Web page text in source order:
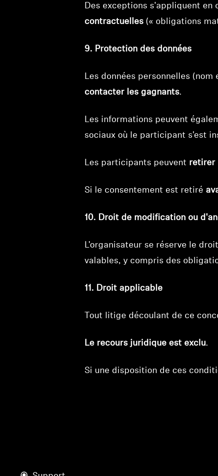
Des exceptions s'appliquent en
contractuelles (« obligations
9. Protection des données
Les données personnelles
contacter les gagnants.
Les informations peuvent
sociaux où le participant s'est
Les participants peuvent retirer
Si le consentement est retiré
10. Droit de modification ou
L'organisateur se réserve le
valables, y compris des
11. Droit applicable
Tout litige découlant de ce
Le recours juridique est exclu.
Si une disposition de ces